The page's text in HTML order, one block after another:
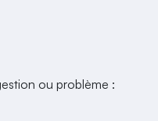
ou problème :